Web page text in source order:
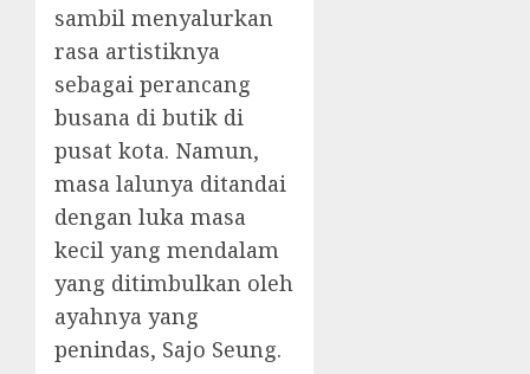
sambil menyalurkan
rasa artistiknya
sebagai perancang
busana di butik di
pusat kota. Namun,
masa lalunya ditandai
dengan luka masa
kecil yang mendalam
yang ditimbulkan oleh
ayahnya yang
penindas, Sajo Seung.